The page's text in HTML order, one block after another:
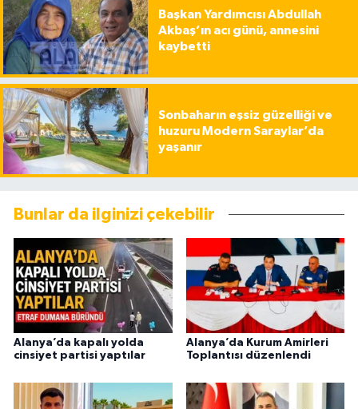
Başkan Yardımcısı Abdullah
Akbaş’ın acı günü, annesini
kaybetti
Sonbaharın eşsiz güzelliği ve
huzuru Modern Saraylar’da
yaşanır
Bunlar da ilginizi çekebilir
Alanya’da kapalı yolda
cinsiyet partisi yaptılar
Alanya’da Kurum Amirleri
Toplantısı düzenlendi